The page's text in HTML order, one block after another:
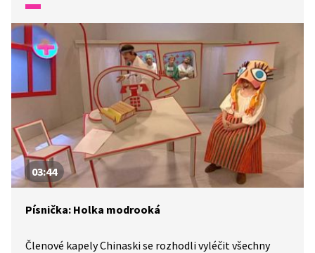
03:44
Písnička: Holka modrooká
Členové kapely Chinaski se rozhodli vyléčit všechny